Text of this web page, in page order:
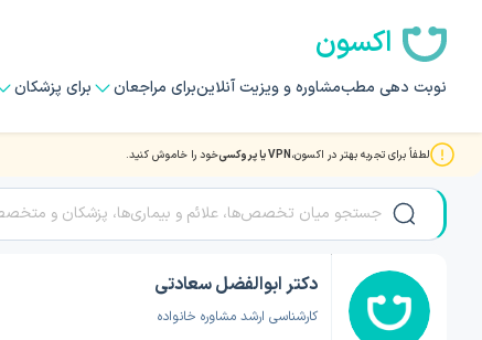
اکسون
نوبت دهی مطبمشاوره و ویزیت آنلاینبرای مراجعان برای پزشکان
لطفاً برای تجربه بهتر در اکسون،VPN یا پروکسی خود را خاموش کنید. صفحه اصلی/دکتر روانشناسی/دکتر ابوالفضل سعادتی
دکتر ابوالفضل سعادتی
کارشناسی ارشد مشاوره خانواده